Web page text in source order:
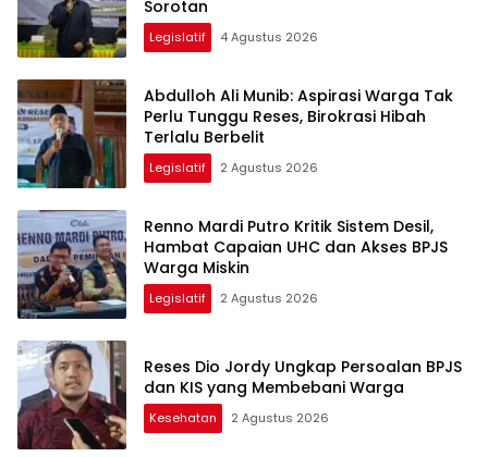
Sorotan
Legislatif 4 Agustus 2026
Abdulloh Ali Munib: Aspirasi Warga Tak
Perlu Tunggu Reses, Birokrasi Hibah
Terlalu Berbelit
Legislatif 2 Agustus 2026
Renno Mardi Putro Kritik Sistem Desil,
Hambat Capaian UHC dan Akses BPJS
Warga Miskin
Legislatif 2 Agustus 2026
Reses Dio Jordy Ungkap Persoalan BPJS
dan KIS yang Membebani Warga
Kesehatan 2 Agustus 2026